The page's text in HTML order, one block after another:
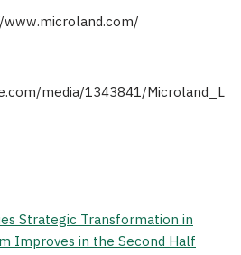
www.microland.com/
media/1343841/Microland_L
Strategic Transformation in
Improves in the Second Half